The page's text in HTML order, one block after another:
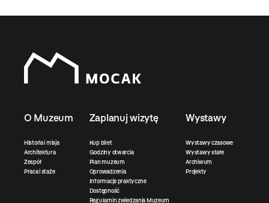
O Muzeum
Historia i misja
Architektura
Zespół
Praca i staże
Zaplanuj wizytę
Kup bilet
Godziny otwarcia
Plan muzeum
Oprowadzenia
Informacje praktyczne
Dostępność
Regulamin zwiedzania Muzeum
Wystawy
Wystawy czasowe
Wystawy stałe
Archiwum
Projekty